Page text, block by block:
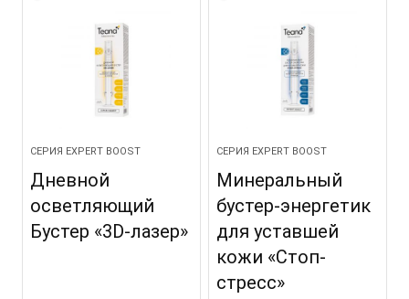
СЕРИЯ EXPERT BOOST
Дневной
осветляющий
Бустер «3D-лазер»
СЕРИЯ EXPERT BOOST
Минеральный
бустер-энергетик
для уставшей
кожи «Стоп-
стресс»